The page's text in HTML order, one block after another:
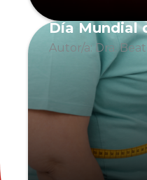
Día Mundial
Autor/a: Dra.